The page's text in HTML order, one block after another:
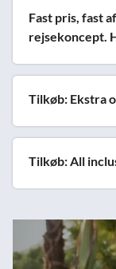
Fast pris, fast
rejsekoncept.
Tilkøb: Ekstra
Tilkøb: All